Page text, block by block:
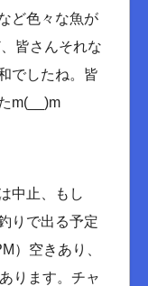
ど色々な魚が
皆さんそれな
でしたね。皆
m(__)m
中止、もし
りで出る予定
）空きあり、
ります。チャ